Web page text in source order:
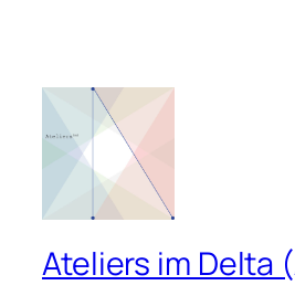
Ateliers im Delta